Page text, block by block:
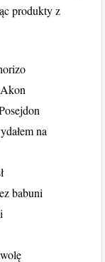
produkty z
na
babuni